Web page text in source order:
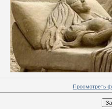
Просмотреть